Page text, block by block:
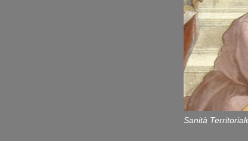
Sanità